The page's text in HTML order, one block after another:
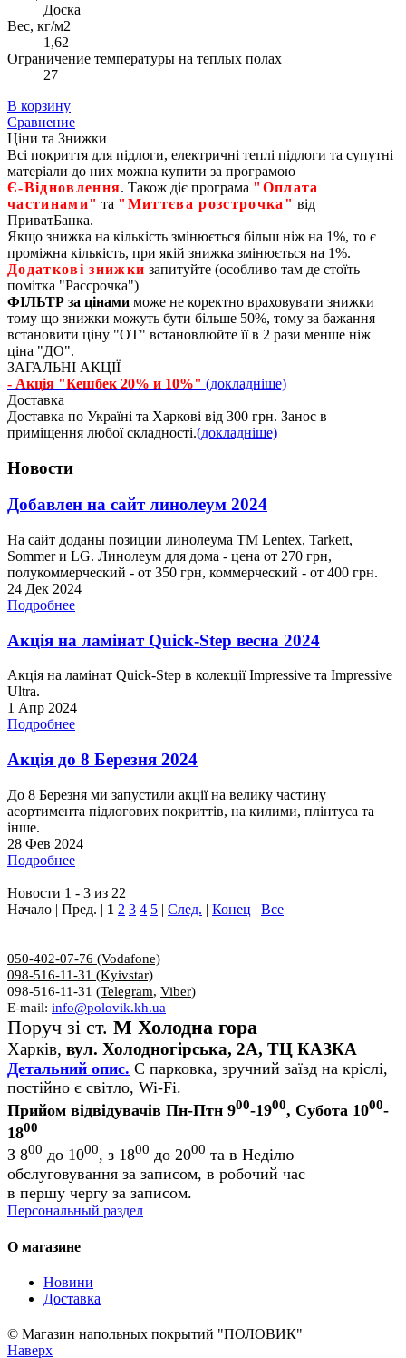
Доска
Вес, кг/м2
1,62
Ограничение температуры на теплых полах
27
В корзину
Сравнение
Ціни та Знижки
Всі покриття для підлоги, електричні теплі підлоги та супутні
матеріали до них можна купити за програмою
Є‑Відновлення. Також діє програма "Оплата
частинами" та "Миттєва розстрочка" від
ПриватБанка.
Якщо знижка на кількість змінюється більш ніж на 1%, то є
проміжна кількість, при якій знижка змінюється на 1%.
Додаткові знижки запитуйте (особливо там де стоїть
помітка "Рассрочка")
ФІЛЬТР за цінами може не коректно враховувати знижки
тому що знижки можуть бути більше 50%, тому за бажання
встановити ціну "ОТ" встановлюйте її в 2 рази менше ніж
ціна "ДО".
ЗАГАЛЬНІ АКЦІЇ
- Акція "Кешбек 20% и 10%" (докладніше)
Доставка
Доставка по Україні та Харкові від 300 грн. Занос в
приміщення любої складності.(докладніше)
Новости
Добавлен на сайт линолеум 2024
На сайт доданы позиции линолеума ТМ Lentex, Tarkett,
Sommer и LG. Линолеум для дома - цена от 270 грн,
полукоммерческий - от 350 грн, коммерческий - от 400 грн.
24 Дек 2024
Подробнее
Акція на ламінат Quick-Step весна 2024
Акція на ламінат Quick-Step в колекції Impressive та Impressive
Ultra.
1 Апр 2024
Подробнее
Акція до 8 Березня 2024
До 8 Березня ми запустили акції на велику частину
асортимента підлогових покриттів, на килими, плінтуса та
інше.
28 Фев 2024
Подробнее
Новости 1 - 3 из 22
Начало | Пред. | 1 2 3 4 5 | След. | Конец | Все
050-402-07-76 (Vodafone)
098-516-11-31 (Kyivstar)
098-516-11-31 (Telegram, Viber)
E-mail: info@polovik.kh.ua
Поруч зі ст. М Холодна гора
Харків, вул. Холодногірська, 2А, ТЦ КАЗКА
Детальний опис. Є парковка, зручний заїзд на кріслі,
постійно є світло, Wi-Fi.
Прийом відвідувачів Пн-Птн 900-1900, Субота 1000-
1800
З 800 до 1000, з 1800 до 2000 та в Неділю
обслуговування за записом, в робочий час
в першу чергу за записом.
Персональный раздел
О магазине
Новини
Доставка
© Магазин напольных покрытий "ПОЛОВИК"
Наверх